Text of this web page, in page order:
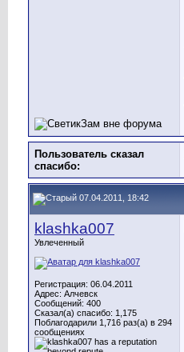
Пользователь сказал
cпасибо:
07.04.2011, 18:42
klashka007
Увлеченный
Регистрация: 06.04.2011
Адрес: Алчевск
Сообщений: 400
Сказал(а) спасибо: 1,175
Поблагодарили 1,716 раз(а) в 294
сообщениях